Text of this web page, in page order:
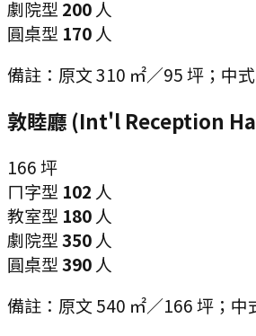
劇院型 200 人
圓桌型 170 人
備註： 原文 310 ㎡／95 坪；中
敦睦廳 (Int'l Reception
166坪
ㄇ字型 102 人
教室型 180 人
劇院型 350 人
圓桌型 390 人
備註： 原文 540 ㎡／166 坪；